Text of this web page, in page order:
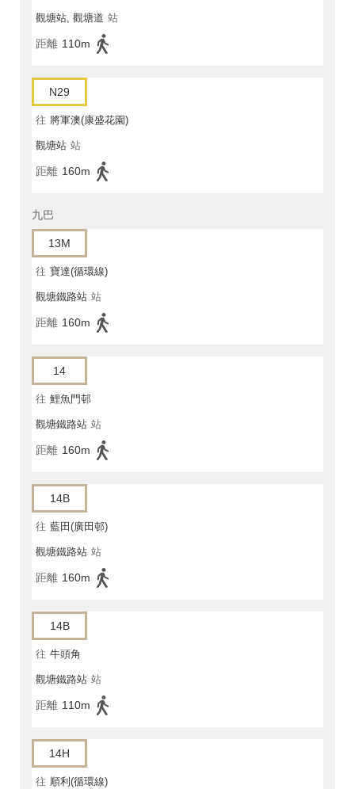
觀塘站, 觀塘道 站
距離 110m
N29
往 將軍澳(康盛花園)
觀塘站 站
距離 160m
九巴
13M
往 寶達(循環線)
觀塘鐵路站 站
距離 160m
14
往 鯉魚門邨
觀塘鐵路站 站
距離 160m
14B
往 藍田(廣田邨)
觀塘鐵路站 站
距離 160m
14B
往 牛頭角
觀塘鐵路站 站
距離 110m
14H
往 順利(循環線)